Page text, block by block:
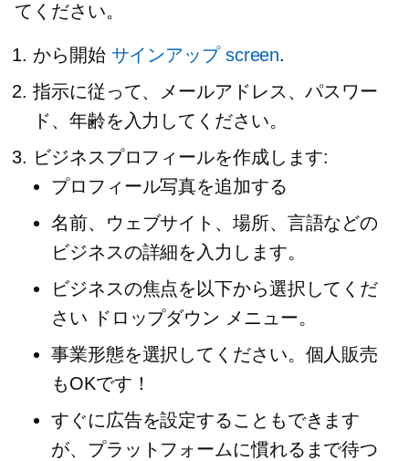
てください。
から開始 サインアップscreen.
指示に従って、メールアドレス、パスワー
ド、年齢を入力してください。
ビジネスプロフィールを作成します:
プロフィール写真を追加する
名前、ウェブサイト、場所、言語などの
ビジネスの詳細を入力します。
ビジネスの焦点を以下から選択してくだ
さい
ドロップダウン メニュー。
事業形態を選択してください。個人販売
もOKです！
すぐに広告を設定することもできます
が、プラットフォームに慣れるまで待つ